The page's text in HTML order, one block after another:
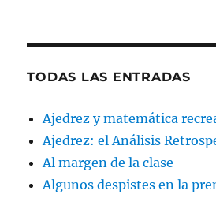
TODAS LAS ENTRADAS
Ajedrez y matemática
Ajedrez: el Análisis
Al margen de la clase
Algunos despistes en la